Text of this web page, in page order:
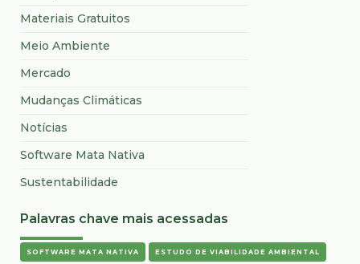
Materiais Gratuitos
Meio Ambiente
Mercado
Mudanças Climáticas
Notícias
Software Mata Nativa
Sustentabilidade
Palavras chave mais acessadas
SOFTWARE MATA NATIVA ESTUDO DE VIABILIDADE AMBIENTAL